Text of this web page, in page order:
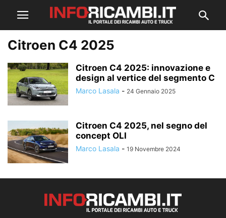
Citroen C4 2025
Citroen C4 2025: innovazione e
design al vertice del segmento C
Marco Lasala - 24 Gennaio 2025
Citroen C4 2025, nel segno del
concept OLI
Marco Lasala - 19 Novembre 2024